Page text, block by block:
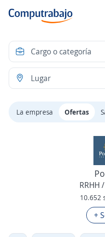
La empresa Ofertas
RRHH
10.652
+